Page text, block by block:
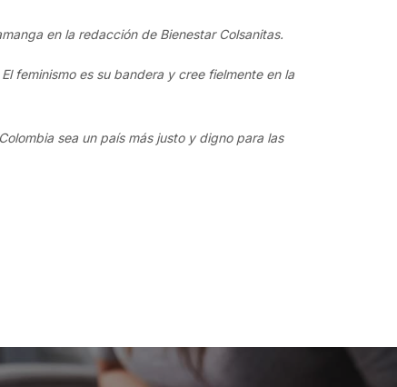
en la redacción de Bienestar Colsanitas.
feminismo es su bandera y cree fielmente en la
sea un país más justo y digno para las